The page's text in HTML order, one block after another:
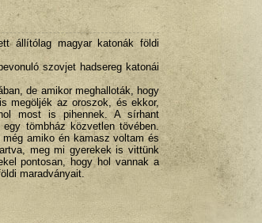
állítólag magyar katonák földi
szovjet hadsereg katonái
de amikor meghalloták, hogy
megöljék az oroszok, és ekkor,
most is pihennek. A sírhant
tömbház közvetlen tövében.
amiko én kamasz voltam és
meg mi gyerekek is vittünk
pontosan, hogy hol vannak a
maradványait.